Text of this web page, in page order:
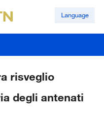
Language
risveglio
degli antenati